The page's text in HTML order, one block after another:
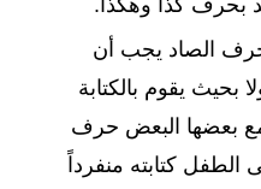
حرف الصاد يجب أن
بحيث يقوم بالكتابة
بعضها البعض حرف
الطفل كتابته منفرداً